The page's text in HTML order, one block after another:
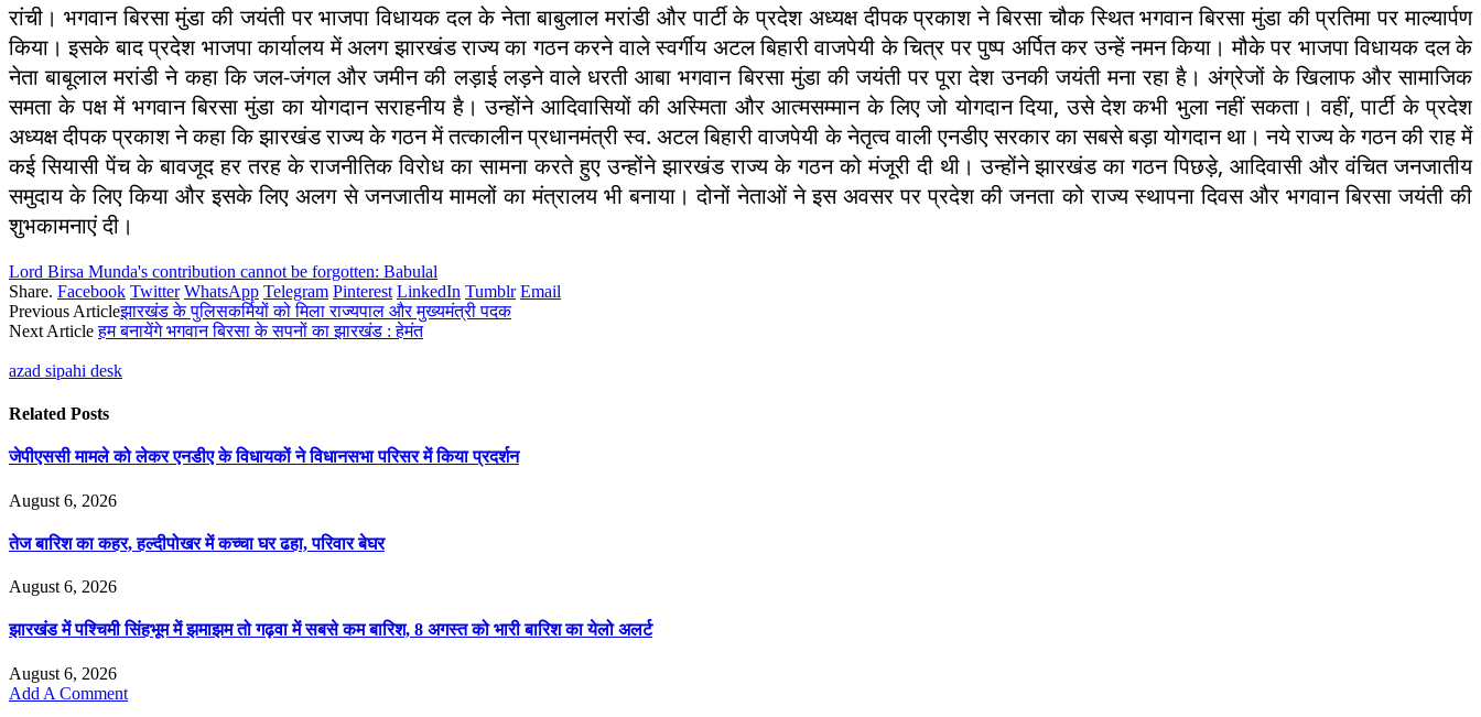
रांची। भगवान बिरसा मुंडा की जयंती पर भाजपा विधायक दल के नेता बाबुलाल मरांडी और पार्टी के प्रदेश अध्यक्ष दीपक प्रकाश ने बिरसा चौक स्थित भगवान बिरसा मुंडा की प्रतिमा पर माल्यार्पण
किया। इसके बाद प्रदेश भाजपा कार्यालय में अलग झारखंड राज्य का गठन करने वाले स्वर्गीय अटल बिहारी वाजपेयी के चित्र पर पुष्प अर्पित कर उन्हें नमन किया। मौके पर भाजपा विधायक दल के
नेता बाबूलाल मरांडी ने कहा कि जल-जंगल और जमीन की लड़ाई लड़ने वाले धरती आबा भगवान बिरसा मुंडा की जयंती पर पूरा देश उनकी जयंती मना रहा है। अंग्रेजों के खिलाफ और सामाजिक
समता के पक्ष में भगवान बिरसा मुंडा का योगदान सराहनीय है। उन्होंने आदिवासियों की अस्मिता और आत्मसम्मान के लिए जो योगदान दिया, उसे देश कभी भुला नहीं सकता। वहीं, पार्टी के प्रदेश
अध्यक्ष दीपक प्रकाश ने कहा कि झारखंड राज्य के गठन में तत्कालीन प्रधानमंत्री स्व. अटल बिहारी वाजपेयी के नेतृत्व वाली एनडीए सरकार का सबसे बड़ा योगदान था। नये राज्य के गठन की राह में
कई सियासी पेंच के बावजूद हर तरह के राजनीतिक विरोध का सामना करते हुए उन्होंने झारखंड राज्य के गठन को मंजूरी दी थी। उन्होंने झारखंड का गठन पिछड़े, आदिवासी और वंचित जनजातीय
समुदाय के लिए किया और इसके लिए अलग से जनजातीय मामलों का मंत्रालय भी बनाया। दोनों नेताओं ने इस अवसर पर प्रदेश की जनता को राज्य स्थापना दिवस और भगवान बिरसा जयंती की
शुभकामनाएं दी।
Lord Birsa Munda's contribution cannot be forgotten: Babulal
Share. Facebook Twitter WhatsApp Telegram Pinterest LinkedIn Tumblr Email
Previous Articleझारखंड के पुलिसकर्मियों को मिला राज्यपाल और मुख्यमंत्री पदक
Next Articleहम बनायेंगे भगवान बिरसा के सपनों का झारखंड : हेमंत
azad sipahi desk
Related Posts
जेपीएससी मामले को लेकर एनडीए के विधायकों ने विधानसभा परिसर में किया प्रदर्शन
August 6, 2026
तेज बारिश का कहर, हल्दीपोखर में कच्चा घर ढहा, परिवार बेघर
August 6, 2026
झारखंड में पश्चिमी सिंहभूम में झमाझम तो गढ़वा में सबसे कम बारिश, 8 अगस्त को भारी बारिश का येलो अलर्ट
August 6, 2026
Add A Comment